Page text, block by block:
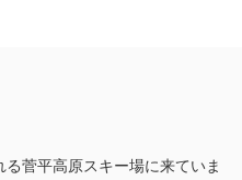
菅平高原スキー場に来ていま